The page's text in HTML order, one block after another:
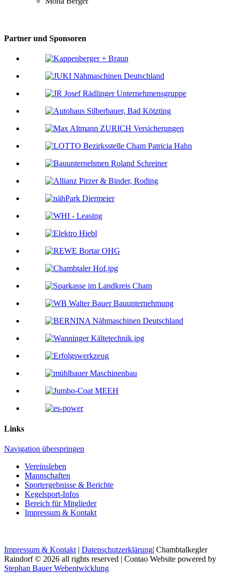
Partner und Sponsoren
Links
Navigation überspringen
Vereinsleben
Mannschaften
Sportergebnisse & Berichte
Kegelsport-Infos
Bereich für Mitglieder
Impressum & Kontakt
Impressum & Kontakt | Datenschutzerklärung| Chambtalkegler
Raindorf © 2026 all rights reserved | Contao Website powered by
Stephan Bauer Webentwicklung